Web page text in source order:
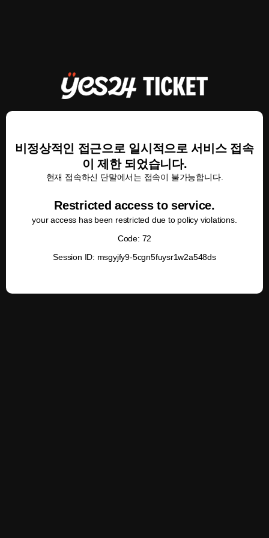
비정상적인 접근으로 일시적으로 서비스 접속
이 제한 되었습니다.
현재 접속하신 단말에서는 접속이 불가능합니다.
Restricted access to service.
your access has been restricted due to policy violations.
Code: 72
Session ID: msgyjfy9-5cgn5fuysr1w2a548ds